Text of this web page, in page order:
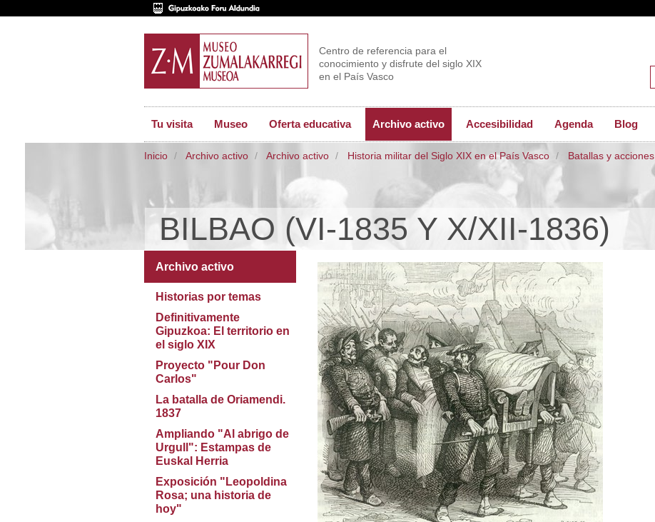
Centro de referencia para el
conocimiento y disfrute del siglo XIX
en el País Vasco
Tu visita Museo Oferta educativa Archivo activo Accesibilidad Agenda Blog
Inicio Archivo activo Archivo activo Historia militar del Siglo XIX en el País Vasco Batallas y acciones
BILBAO (VI-1835 Y X/XII-1836)
Archivo activo
Historias por temas
Definitivamente
Gipuzkoa: El territorio en
el siglo XIX
Proyecto "Pour Don
Carlos"
La batalla de Oriamendi.
1837
Ampliando "Al abrigo de
Urgull": Estampas de
Euskal Herria
Exposición "Leopoldina
Rosa; una historia de
hoy"